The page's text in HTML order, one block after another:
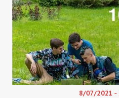
8/07/2021 -